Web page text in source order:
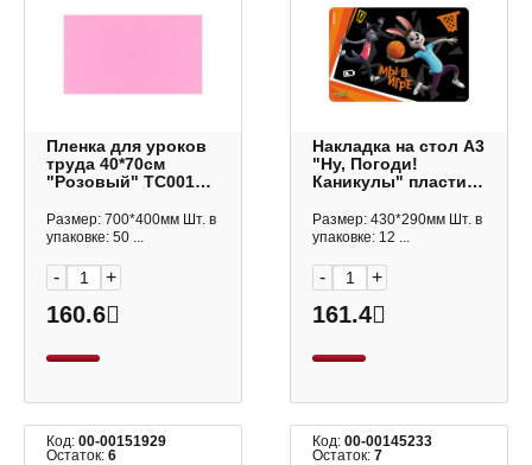
Пленка для уроков
труда 40*70см
"Розовый" TC0010-
Размер: 700*400мм Шт. в
упаковке: 50 ...
- +
160.6
Накладка на стол А3
"Ну, Погоди!
Каникулы" пластик,
Krause
Размер: 430*290мм Шт. в
упаковке: 12 ...
- +
161.4
Код: 00-00151929
Остаток: 6
Код:00-00145233
Остаток:7